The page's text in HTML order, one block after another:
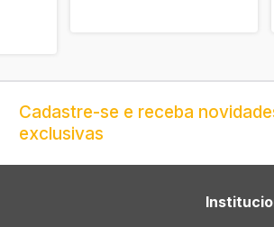
Cadastre-se e receba
exclusivas